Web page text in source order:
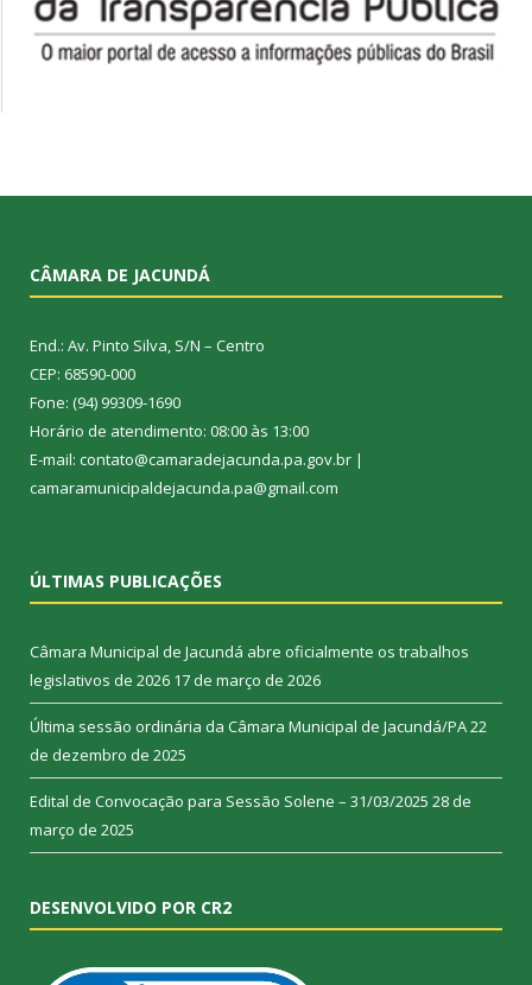
CÂMARA DE JACUNDÁ
End.: Av. Pinto Silva, S/N – Centro
CEP: 68590-000
Fone: (94) 99309-1690
Horário de atendimento: 08:00 às 13:00
E-mail: contato@camaradejacunda.pa.gov.br |
camaramunicipaldejacunda.pa@gmail.com
ÚLTIMAS PUBLICAÇÕES
Câmara Municipal de Jacundá abre oficialmente os trabalhos
legislativos de 2026 17 de março de 2026
Última sessão ordinária da Câmara Municipal de Jacundá/PA22
de dezembro de 2025
Edital de Convocação para Sessão Solene – 31/03/2025 28 de
março de 2025
DESENVOLVIDO POR CR2